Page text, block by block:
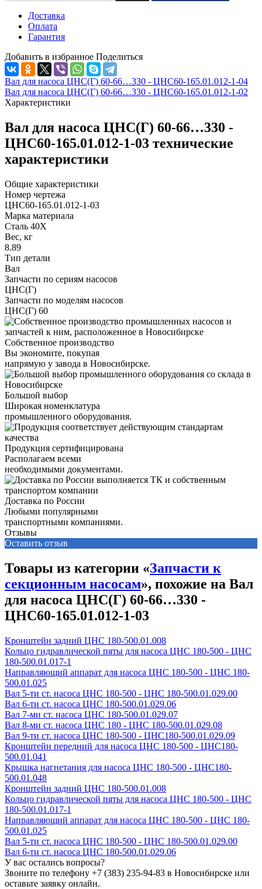
Доставка
Оплата
Гарантия
Добавить в избранное Поделиться
Вал для насоса ЦНС(Г) 60-66…330 - ЦНС60-165.01.012-1-04
Вал для насоса ЦНС(Г) 60-66…330 - ЦНС60-165.01.012-1-02
Характеристики
Вал для насоса ЦНС(Г) 60-66…330 -
ЦНС60-165.01.012-1-03 технические
характеристики
Общие характеристики
Номер чертежа
ЦНС60-165.01.012-1-03
Марка материала
Сталь 40Х
Вес, кг
8.89
Тип детали
Вал
Запчасти по сериям насосов
ЦНС(Г)
Запчасти по моделям насосов
ЦНС(Г) 60
Собственное производство
Вы экономите, покупая
напрямую у завода в Новосибирске.
Большой выбор
Широкая номенклатура
промышленного оборудования.
Продукция сертифицирована
Располагаем всеми
необходимыми документами.
Доставка по России
Любыми популярными
транспортными компаниями.
Отзывы
Оставить отзыв
Товары из категории «Запчасти к
секционным насосам», похожие на Вал
для насоса ЦНС(Г) 60-66…330 -
ЦНС60-165.01.012-1-03
Кронштейн задний ЦНС 180-500.01.008
Кольцо гидравлической пяты для насоса ЦНС 180-500 - ЦНС
180-500.01.017-1
Направляющий аппарат для насоса ЦНС 180-500 - ЦНС 180-
500.01.025
Вал 5-ти ст. насоса ЦНС 180-500 - ЦНС 180-500.01.029.00
Вал 6-ти ст. насоса ЦНС 180-500.01.029.06
Вал 7-ми ст. насоса ЦНС 180-500.01.029.07
Вал 8-ми ст. насоса ЦНС 180 - ЦНС 180-500.01.029.08
Вал 9-ти ст. насоса ЦНС 180-500 - ЦНС180-500.01.029.09
Кронштейн передний для насоса ЦНС 180-500 - ЦНС180-
500.01.041
Крышка нагнетания для насоса ЦНС 180-500 - ЦНС180-
500.01.048
Кронштейн задний ЦНС 180-500.01.008
Кольцо гидравлической пяты для насоса ЦНС 180-500 - ЦНС
180-500.01.017-1
Направляющий аппарат для насоса ЦНС 180-500 - ЦНС 180-
500.01.025
Вал 5-ти ст. насоса ЦНС 180-500 - ЦНС 180-500.01.029.00
Вал 6-ти ст. насоса ЦНС 180-500.01.029.06
У вас остались вопросы?
Звоните по телефону +7 (383) 235-94-83 в Новосибирске или
оставьте заявку онлайн.